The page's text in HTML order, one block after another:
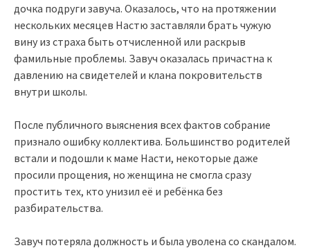
дочка подруги завуча. Оказалось, что на протяжении
нескольких месяцев Настю заставляли брать чужую
вину из страха быть отчисленной или раскрыв
фамильные проблемы. Завуч оказалась причастна к
давлению на свидетелей и клана покровительств
внутри школы.
После публичного выяснения всех фактов собрание
признало ошибку коллектива. Большинство родителей
встали и подошли к маме Насти, некоторые даже
просили прощения, но женщина не смогла сразу
простить тех, кто унизил её и ребёнка без
разбирательства.
Завуч потеряла должность и была уволена со скандалом.